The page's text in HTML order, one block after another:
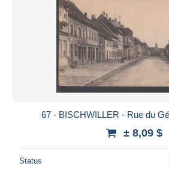
67 - BISCHWILLER - Rue du
± 8,09 $
Status